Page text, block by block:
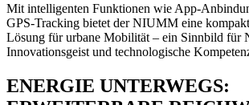
Mit intelligenten Funktionen wie App-
GPS-Tracking bietet der NIUMM eine
Lösung für urbane Mobilität – ein Sinnbild für
Innovationsgeist und technologische
ENERGIE UNTERWEGS: